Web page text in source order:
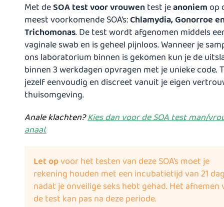
Met deSOA test voor vrouwen test jeanoniemop
meest voorkomende SOA’s:Chlamydia, Gonorroe
Trichomonas. De test wordt afgenomen middels
vaginale swab en is geheel pijnloos. Wanneer je
ons laboratorium binnen is gekomen kun je de
binnen 3 werkdagen opvragen met je unieke code.
jezelf eenvoudig en discreet vanuit je eigen
thuisomgeving.
Anale klachten?Kies dan voor de SOA test man/
anaal.
Let opvoor het testen van deze SOA’s moet je
rekening houden met een incubatietijd van 21
nadat je onveilige seks hebt gehad. Het afnemen
de test kan pas na deze periode.